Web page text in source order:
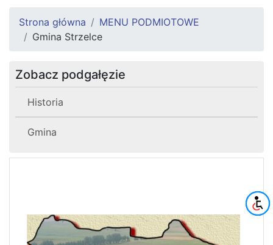
Strona główna
MENU PODMIOTOWE
Gmina Strzelce
Zobacz podgałęzie
Historia
Gmina